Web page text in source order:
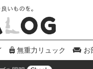
無重力リュック お